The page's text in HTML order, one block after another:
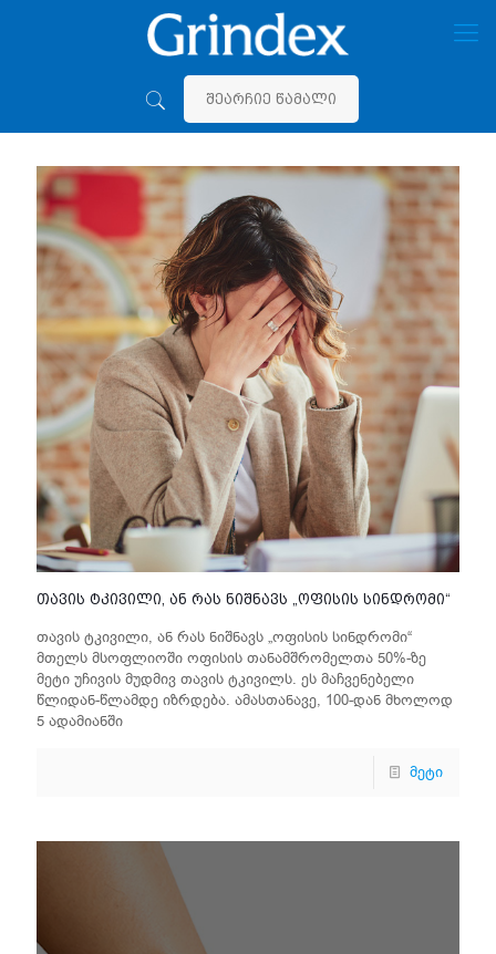
შეარჩიე წამალი
თავის ტკივილი, ან რას ნიშნავს „ოფისის სინდრომი“
თავის ტკივილი, ან რას ნიშნავს „ოფისის სინდრომი“
მთელს მსოფლიოში ოფისის თანამშრომელთა 50%-ზე
მეტი უჩივის მუდმივ თავის ტკივილს. ეს მაჩვენებელი
წლიდან-წლამდე იზრდება. ამასთანავე, 100-დან მხოლოდ
5 ადამიანში
მეტი